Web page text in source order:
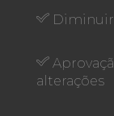
alterações